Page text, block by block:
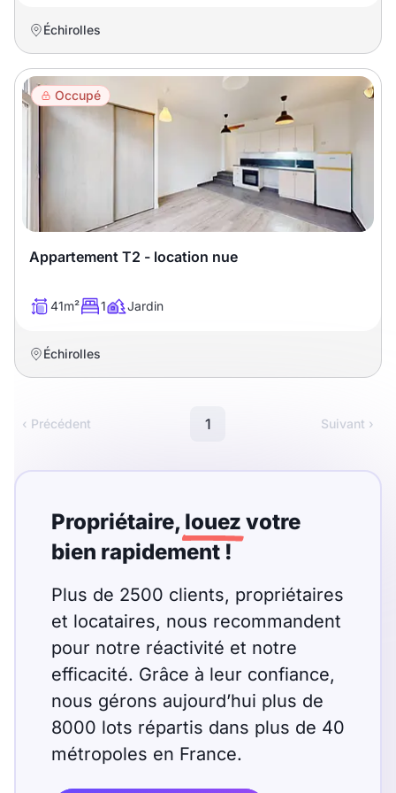
Échirolles
Occupé
Appartement T2 - location nue
41m² 1 Jardin
Échirolles
‹ Précédent 1 Suivant ›
Propriétaire, louez votre
bien rapidement !
Plus de 2500 clients, propriétaires
et locataires, nous recommandent
pour notre réactivité et notre
efficacité. Grâce à leur confiance,
nous gérons aujourd’hui plus de
8000 lots répartis dans plus de 40
métropoles en France.